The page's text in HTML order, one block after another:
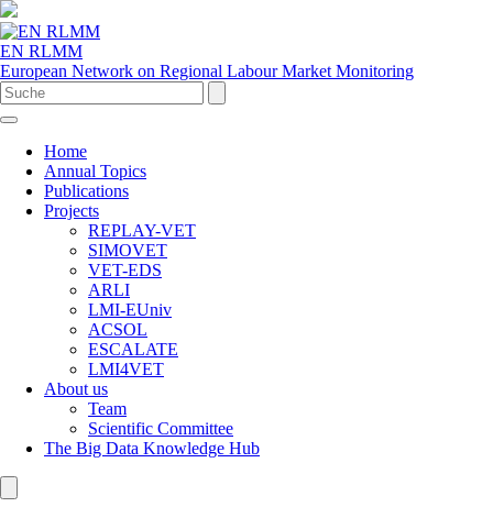
EN RLMM
European Network on Regional Labour Market Monitoring
Home
Annual Topics
Publications
Projects
REPLAY-VET
SIMOVET
VET-EDS
ARLI
LMI-EUniv
ACSOL
ESCALATE
LMI4VET
About us
Team
Scientific Committee
The Big Data Knowledge Hub